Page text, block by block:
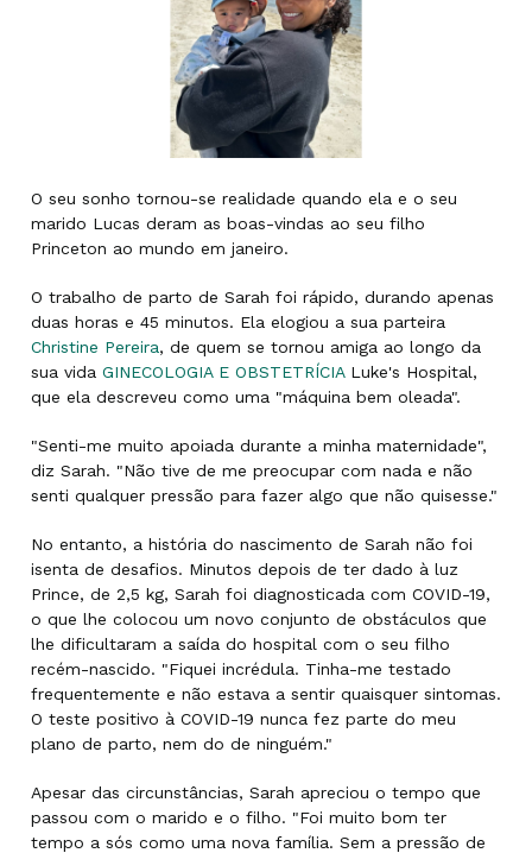
O seu sonho tornou-se realidade quando ela e o seu
marido Lucas deram as boas-vindas ao seu filho
Princeton ao mundo em janeiro.
O trabalho de parto de Sarah foi rápido, durando apenas
duas horas e 45 minutos. Ela elogiou a sua parteira
Christine Pereira, de quem se tornou amiga ao longo da
sua vida GINECOLOGIA E OBSTETRÍCIALuke's Hospital,
que ela descreveu como uma "máquina bem oleada".
"Senti-me muito apoiada durante a minha maternidade",
diz Sarah. "Não tive de me preocupar com nada e não
senti qualquer pressão para fazer algo que não quisesse."
No entanto, a história do nascimento de Sarah não foi
isenta de desafios. Minutos depois de ter dado à luz
Prince, de 2,5 kg, Sarah foi diagnosticada com COVID-19,
o que lhe colocou um novo conjunto de obstáculos que
lhe dificultaram a saída do hospital com o seu filho
recém-nascido. "Fiquei incrédula. Tinha-me testado
frequentemente e não estava a sentir quaisquer sintomas.
O teste positivo à COVID-19 nunca fez parte do meu
plano de parto, nem do de ninguém."
Apesar das circunstâncias, Sarah apreciou o tempo que
passou com o marido e o filho. "Foi muito bom ter
tempo a sós como uma nova família. Sem a pressão de